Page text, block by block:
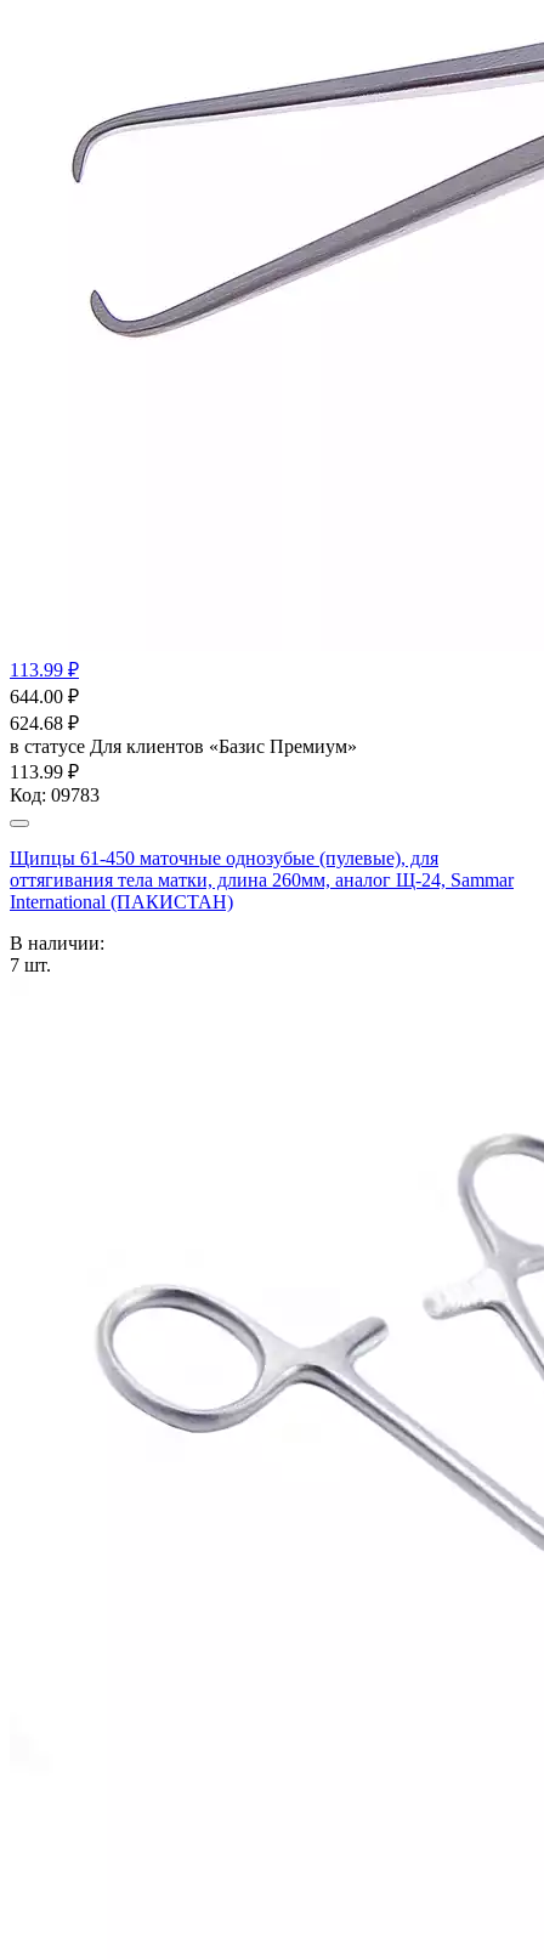
113.99 ₽
644.00 ₽
624.68 ₽
в статусе Для клиентов «Базис Премиум»
113.99 ₽
Код: 09783
Щипцы 61-450 маточные однозубые (пулевые), для
оттягивания тела матки, длина 260мм, аналог Щ-24, Sammar
International (ПАКИСТАН)
В наличии:
7 шт.